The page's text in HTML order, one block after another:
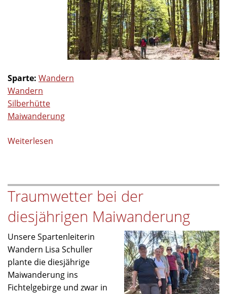
Sparte: Wandern
Wandern
Silberhütte
Maiwanderung
Weiterlesen
Mai
2026
Traumwetter bei der
diesjährigen Maiwanderung
Unsere Spartenleiterin
Wandern Lisa Schuller
plante die diesjährige
Maiwanderung ins
Fichtelgebirge und zwar in